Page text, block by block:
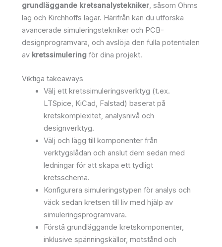
grundläggande kretsanalystekniker, såsom Ohms
lag och Kirchhoffs lagar. Härifrån kan du utforska
avancerade simuleringstekniker och PCB-
designprogramvara, och avslöja den fulla potentialen
av kretssimulering för dina projekt.
Viktiga takeaways
Välj ett kretssimuleringsverktyg (t.ex.
LTSpice, KiCad, Falstad) baserat på
kretskomplexitet, analysnivå och
designverktyg.
Välj och lägg till komponenter från
verktygslådan och anslut dem sedan med
ledningar för att skapa ett tydligt
kretsschema.
Konfigurera simuleringstypen för analys och
väck sedan kretsen till liv med hjälp av
simuleringsprogramvara.
Förstå grundläggande kretskomponenter,
inklusive spänningskällor, motstånd och